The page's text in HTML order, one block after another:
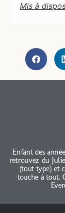
Mis à
Enfant des
retrouvez du
(tout type) et
touche à tout.